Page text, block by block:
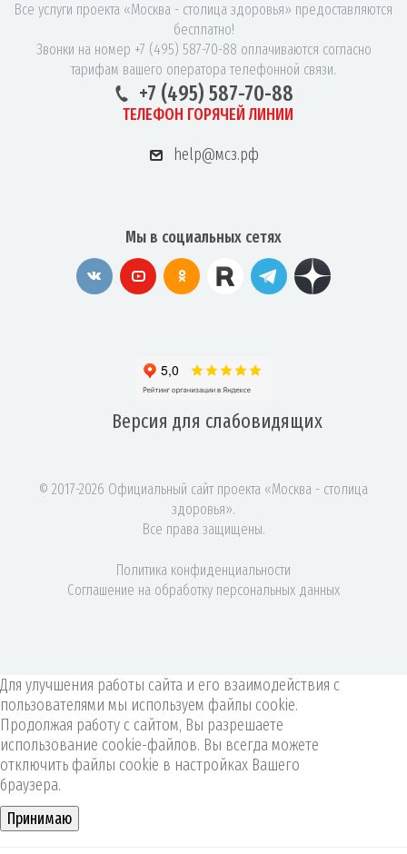
Все услуги проекта «Москва - столица здоровья» предоставляются
бесплатно!
Звонки на номер +7 (495) 587-70-88 оплачиваются согласно
тарифам вашего оператора телефонной связи.
+7 (495) 587-70-88
ТЕЛЕФОН ГОРЯЧЕЙ ЛИНИИ
help@мсз.рф
Мы в социальных сетях
Версия для слабовидящих
© 2017-2026 Официальный сайт проекта «Москва - столица
здоровья».
Все права защищены.
Политика конфиденциальности
Соглашение на обработку персональных данных
Для улучшения работы сайта и его взаимодействия с
пользователями мы используем файлы cookie.
Продолжая работу с сайтом, Вы разрешаете
использование cookie-файлов. Вы всегда можете
отключить файлы cookie в настройках Вашего
браузера.
Принимаю